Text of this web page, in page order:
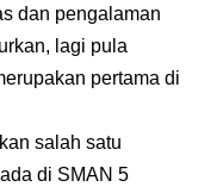
dan pengalaman
lagi pula
pertama di
salah satu
di SMAN 5